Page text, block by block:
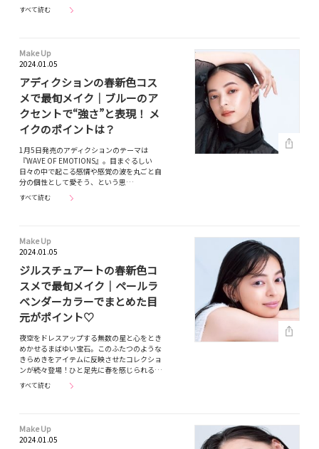
すべて読む
Make Up
2024.01.05
アディクションの春新色コス
メで最旬メイク｜ブルーのア
クセントで“強さ”と表現！ メ
イクのポイントは？
1月5日発売のアディクションのテーマは
『WAVE OF EMOTIONS』。目まぐるしい
日々の中で起こる感情や感覚の波を丸ごと自
分の個性として愛そう、という思…
すべて読む
Make Up
2024.01.05
ジルスチュアートの春新色コ
スメで最旬メイク｜ペールラ
ベンダーカラーでまとめた目
元がポイント♡
夜空をドレスアップする無数の星と心をとき
めかせるまばゆい宝石。このふたつのような
きらめきをアイテムに反映させたコレクショ
ンが続々登場！ひと足先に春を感じられる…
すべて読む
Make Up
2024.01.05